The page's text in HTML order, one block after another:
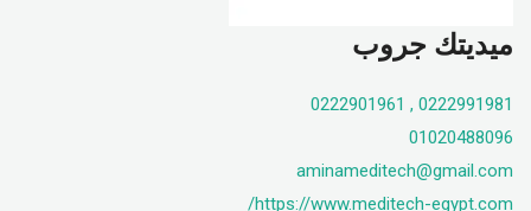
ميديتك جروب
0222991981 , 0222901961
01020488096
aminameditech@gmail.com
https://www.meditech-egypt.com/